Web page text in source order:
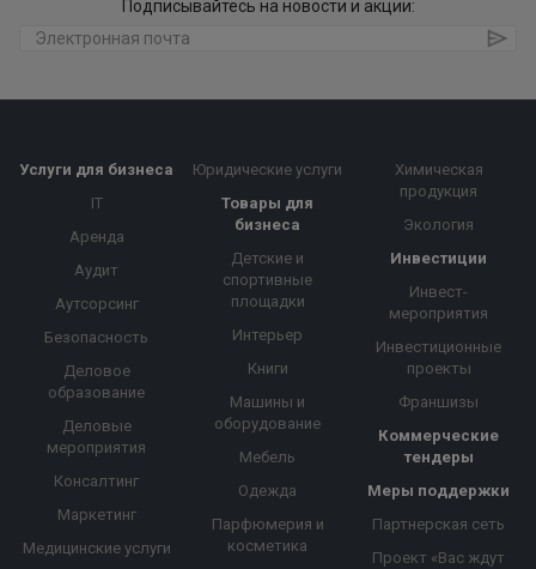
Подписывайтесь на новости и акции:
Услуги для бизнеса
IT
Аренда
Аудит
Аутсорсинг
Безопасность
Деловое
образование
Деловые
мероприятия
Консалтинг
Маркетинг
Медицинские услуги
Юридические услуги
Товары для
бизнеса
Детские и
спортивные
площадки
Интерьер
Книги
Машины и
оборудование
Мебель
Одежда
Парфюмерия и
косметика
Химическая
продукция
Экология
Инвестиции
Инвест-
мероприятия
Инвестиционные
проекты
Франшизы
Коммерческие
тендеры
Меры поддержки
Партнерская сеть
Проект «Вас ждут